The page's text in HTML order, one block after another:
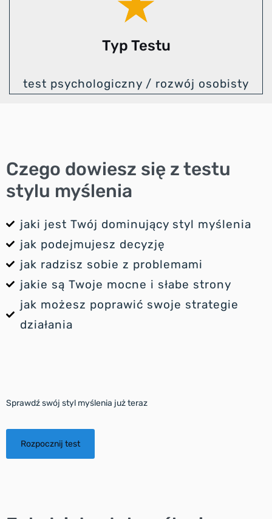
Typ Testu
test psychologiczny / rozwój osobisty
Czego dowiesz się z testu
stylu myślenia
jaki jest Twój dominujący styl myślenia
jak podejmujesz decyzję
jak radzisz sobie z problemami
jakie są Twoje mocne i słabe strony
jak możesz poprawić swoje strategie
działania
Sprawdź swój styl myślenia już teraz
Rozpocznij test